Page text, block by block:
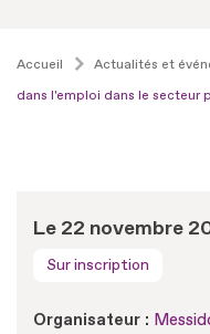
Accueil Actualités et
dans l'emploi dans le secteur
Le 22 novembre
Sur inscription
Organisateur :